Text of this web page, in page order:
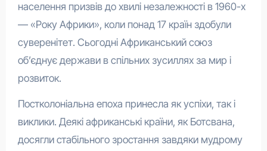
населення призвів до хвилі незалежності в 1960-х
— «Року Африки», коли понад 17 країн здобули
суверенітет. Сьогодні Африканський союз
об’єднує держави в спільних зусиллях за мир і
розвиток.
Постколоніальна епоха принесла як успіхи, так і
виклики. Деякі африканські країни, як Ботсвана,
досягли стабільного зростання завдяки мудрому